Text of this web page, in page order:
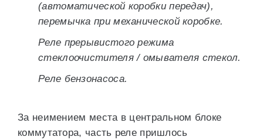
(автоматической коробки передач),
перемычка при механической коробке.
Реле прерывистого режима
стеклоочистителя / омывателя стекол.
Реле бензонасоса.
За неимением места в центральном блоке
коммутатора, часть реле пришлось